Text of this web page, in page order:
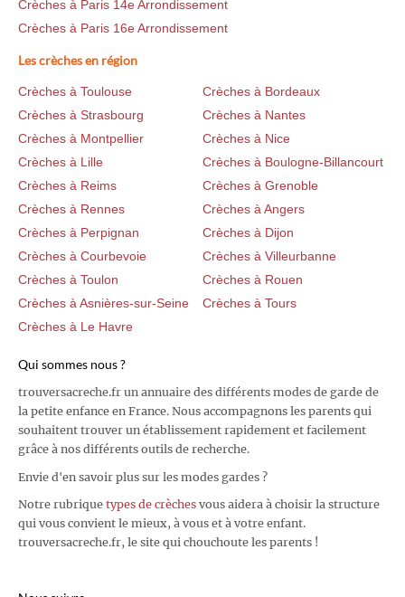
Crèches à Paris 14e Arrondissement
Crèches à Paris 16e Arrondissement
Les crèches en région
Crèches à Toulouse
Crèches à Bordeaux
Crèches à Strasbourg
Crèches à Nantes
Crèches à Montpellier
Crèches à Nice
Crèches à Lille
Crèches à Boulogne-Billancourt
Crèches à Reims
Crèches à Grenoble
Crèches à Rennes
Crèches à Angers
Crèches à Perpignan
Crèches à Dijon
Crèches à Courbevoie
Crèches à Villeurbanne
Crèches à Toulon
Crèches à Rouen
Crèches à Asnières-sur-Seine
Crèches à Tours
Crèches à Le Havre
Qui sommes nous ?
trouversacreche.fr un annuaire des différents modes de garde de
la petite enfance en France. Nous accompagnons les parents qui
souhaitent trouver un établissement rapidement et facilement
grâce à nos différents outils de recherche.
Envie d'en savoir plus sur les modes gardes ?
Notre rubrique types de crèches vous aidera à choisir la structure
qui vous convient le mieux, à vous et à votre enfant.
trouversacreche.fr, le site qui chouchoute les parents !